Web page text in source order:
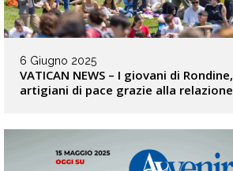
6 Giugno 2025
VATICAN NEWS – I giovani di Rondine,
artigiani di pace grazie alla relazione